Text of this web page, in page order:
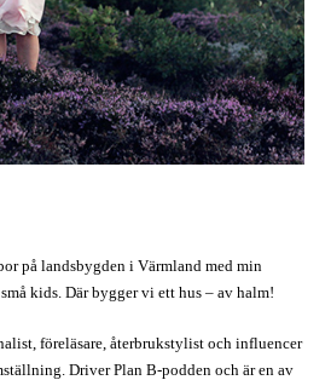
på landsbygden i Värmland med min
kids. Där bygger vi ett hus – av halm!
föreläsare, återbrukstylist och influencer
Driver Plan B-podden och är en av